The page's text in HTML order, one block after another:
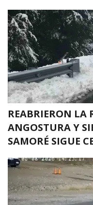
REABRIERON LA
ANGOSTURA Y
SAMORÉ SIGUE